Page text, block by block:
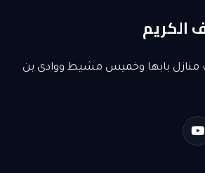
الكريم
بابها وخميس مشيط ووادى بن